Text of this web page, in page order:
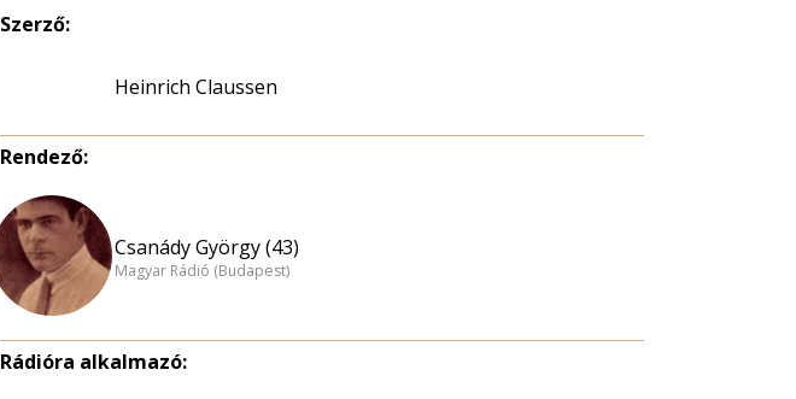
Szerző:
Heinrich Claussen
Rendező:
Csanády György (43)
Magyar Rádió (Budapest)
Rádióra alkalmazó: